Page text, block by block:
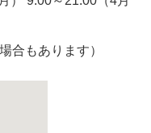
合もあります）